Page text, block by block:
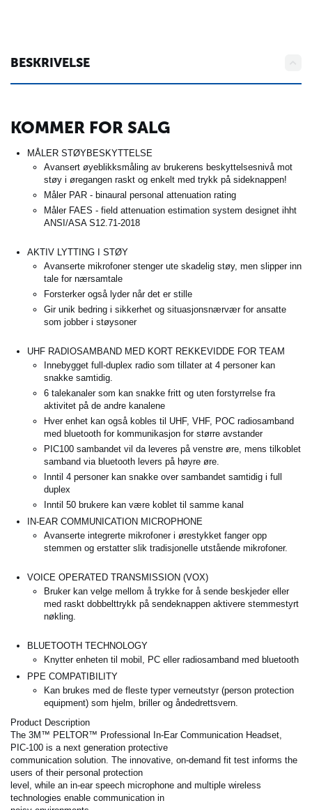
BESKRIVELSE
KOMMER FOR SALG
MÅLER STØYBESKYTTELSE
Avansert øyeblikksmåling av brukerens beskyttelsesnivå mot
støy i øregangen raskt og enkelt med trykk på sideknappen!
Måler PAR - binaural personal attenuation rating
Måler FAES - field attenuation estimation system designet ihht
ANSI/ASA S12.71-2018
AKTIV LYTTING I STØY
Avanserte mikrofoner stenger ute skadelig støy, men slipper inn
tale for nærsamtale
Forsterker også lyder når det er stille
Gir unik bedring i sikkerhet og situasjonsnærvær for ansatte
som jobber i støysoner
UHF RADIOSAMBAND MED KORT REKKEVIDDE FOR TEAM
Innebygget full-duplex radio som tillater at 4 personer kan
snakke samtidig.
6 talekanaler som kan snakke fritt og uten forstyrrelse fra
aktivitet på de andre kanalene
Hver enhet kan også kobles til UHF, VHF, POC radiosamband
med bluetooth for kommunikasjon for større avstander
PIC100 sambandet vil da leveres på venstre øre, mens tilkoblet
samband via bluetooth levers på høyre øre.
Inntil 4 personer kan snakke over sambandet samtidig i full
duplex
Inntil 50 brukere kan være koblet til samme kanal
IN-EAR COMMUNICATION MICROPHONE
Avanserte integrerte mikrofoner i ørestykket fanger opp
stemmen og erstatter slik tradisjonelle utstående mikrofoner.
VOICE OPERATED TRANSMISSION (VOX)
Bruker kan velge mellom å trykke for å sende beskjeder eller
med raskt dobbelttrykk på sendeknappen aktivere stemmestyrt
nøkling.
BLUETOOTH TECHNOLOGY
Knytter enheten til mobil, PC eller radiosamband med bluetooth
PPE COMPATIBILITY
Kan brukes med de fleste typer verneutstyr (person protection
equipment) som hjelm, briller og åndedrettsvern.
Product Description
The 3M™ PELTOR™ Professional In-Ear Communication Headset,
PIC-100 is a next generation protective
communication solution. The innovative, on-demand fit test informs the
users of their personal protection
level, while an in-ear speech microphone and multiple wireless
technologies enable communication in